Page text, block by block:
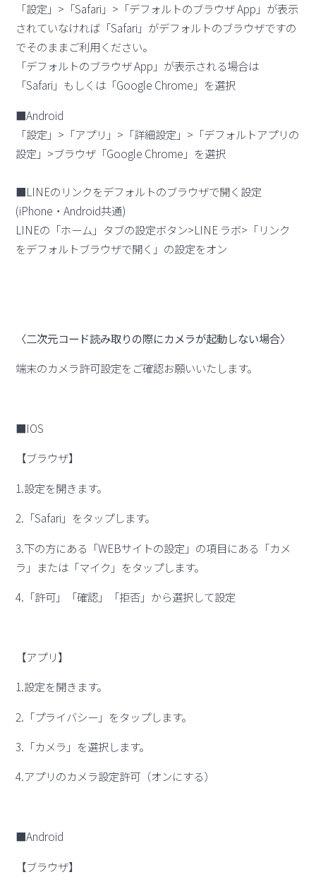
「設定」>「Safari」>「デフォルトのブラウザ App」が表示
されていなければ「Safari」がデフォルトのブラウザですの
でそのままご利用ください。
「デフォルトのブラウザ App」が表示される場合は
「Safari」もしくは「Google Chrome」を選択
■Android
「設定」>「アプリ」>「詳細設定」>「デフォルトアプリの
設定」>ブラウザ「Google Chrome」を選択
■LINEのリンクをデフォルトのブラウザで開く設定
(iPhone・Android共通)
LINEの「ホーム」タブの設定ボタン>LINE ラボ>「リンク
をデフォルトブラウザで開く」の設定をオン
〈二次元コード読み取りの際にカメラが起動しない場合〉
端末のカメラ許可設定をご確認お願いいたします。
■IOS
【ブラウザ】
1.設定を開きます。
2.「Safari」をタップします。
3.下の方にある「WEBサイトの設定」の項目にある「カメ
ラ」または「マイク」をタップします。
4.「許可」「確認」「拒否」から選択して設定
【アプリ】
1.設定を開きます。
2.「プライバシー」をタップします。
3.「カメラ」を選択します。
4.アプリのカメラ設定許可（オンにする）
■Android
【ブラウザ】